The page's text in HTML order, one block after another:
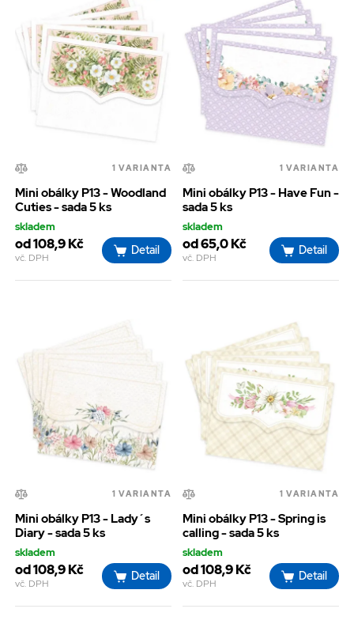
1 VARIANTA
Mini obálky P13 - Woodland
Cuties - sada 5 ks
skladem
od 108,9 Kč
vč. DPH
Detail
1 VARIANTA
Mini obálky P13 - Have Fun -
sada 5 ks
skladem
od 65,0 Kč
vč. DPH
Detail
1 VARIANTA
Mini obálky P13 - Lady´s
Diary - sada 5 ks
skladem
od 108,9 Kč
vč. DPH
Detail
1 VARIANTA
Mini obálky P13 - Spring is
calling - sada 5 ks
skladem
od 108,9 Kč
vč. DPH
Detail